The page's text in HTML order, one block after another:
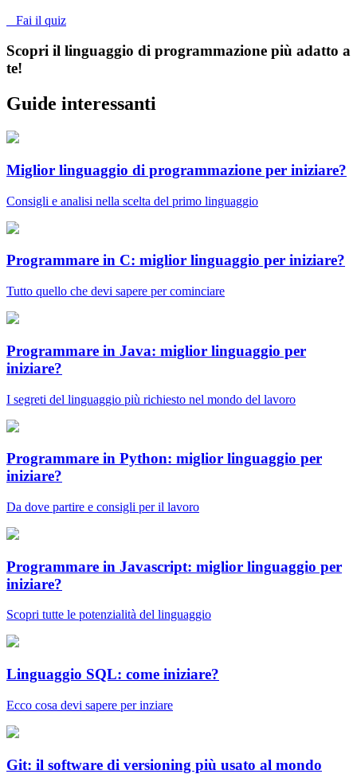
Fai il quiz
Scopri il linguaggio di programmazione più adatto a
te!
Guide interessanti
Miglior linguaggio di programmazione per iniziare?
Consigli e analisi nella scelta del primo linguaggio
Programmare in C: miglior linguaggio per iniziare?
Tutto quello che devi sapere per cominciare
Programmare in Java: miglior linguaggio per
iniziare?
I segreti del linguaggio più richiesto nel mondo del lavoro
Programmare in Python: miglior linguaggio per
iniziare?
Da dove partire e consigli per il lavoro
Programmare in Javascript: miglior linguaggio per
iniziare?
Scopri tutte le potenzialità del linguaggio
Linguaggio SQL: come iniziare?
Ecco cosa devi sapere per inziare
Git: il software di versioning più usato al mondo